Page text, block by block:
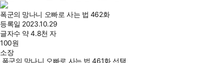
폭군의 망나니 오빠로 사는 법 462화
등록일 2023.10.29
글자수 약 4.8천 자
100원
소장
폭군의 망나니 오빠로 사는 법 461화 선택